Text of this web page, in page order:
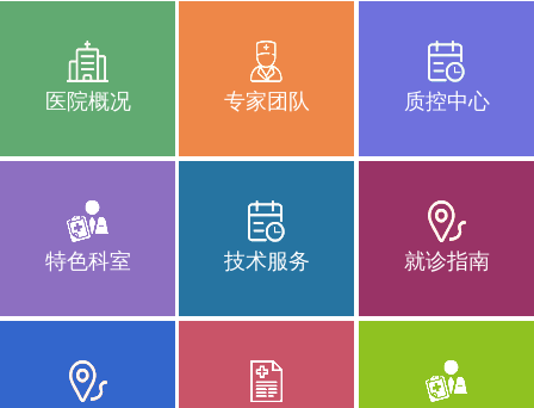
医院概况 专家团队 质控中心
特色科室 技术服务 就诊指南